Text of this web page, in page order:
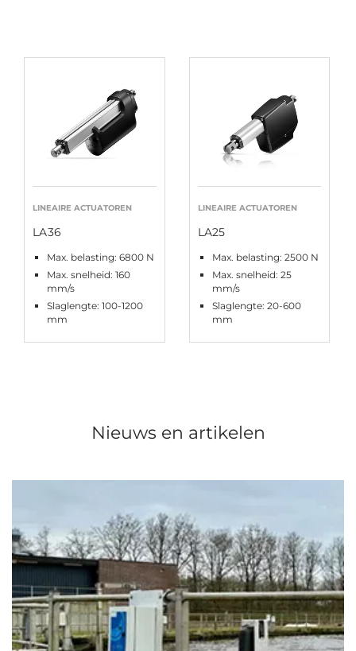
LINEAIRE ACTUATOREN
LA36
Max. belasting: 6800 N
Max. snelheid: 160
mm/s
Slaglengte: 100-1200
mm
LINEAIRE ACTUATOREN
LA25
Max. belasting: 2500 N
Max. snelheid: 25
mm/s
Slaglengte: 20-600
mm
Nieuws en artikelen